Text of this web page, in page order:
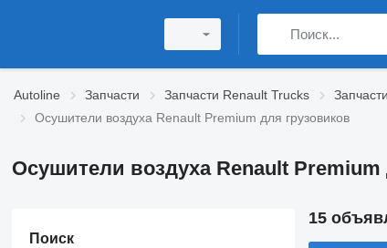
Autoline Запчасти Запчасти Renault Trucks
Осушители воздуха Renault Premium для грузовиков
Осушители воздуха Renault Premium
Поиск
15